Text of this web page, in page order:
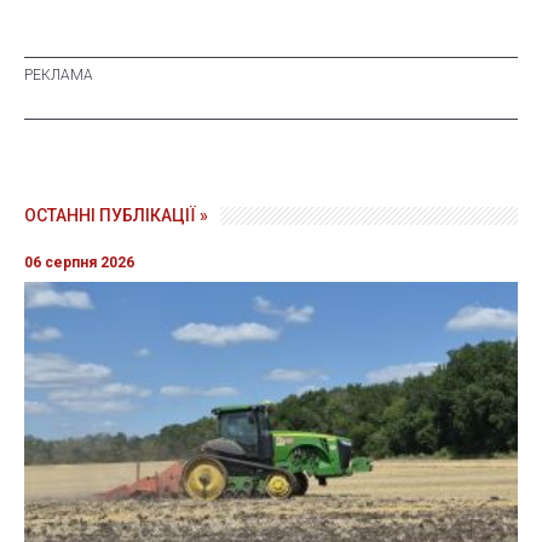
ОСТАННІ ПУБЛІКАЦІЇ »
06 серпня 2026